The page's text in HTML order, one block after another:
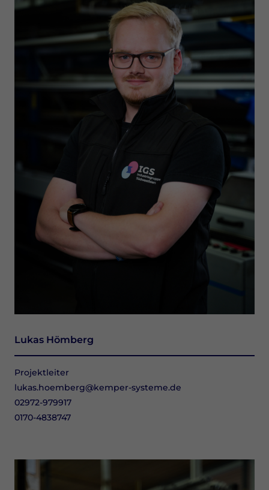
Lukas Hömberg
Projektleiter
lukas.hoemberg@kemper-systeme.de
02972-979917
0170-4838747